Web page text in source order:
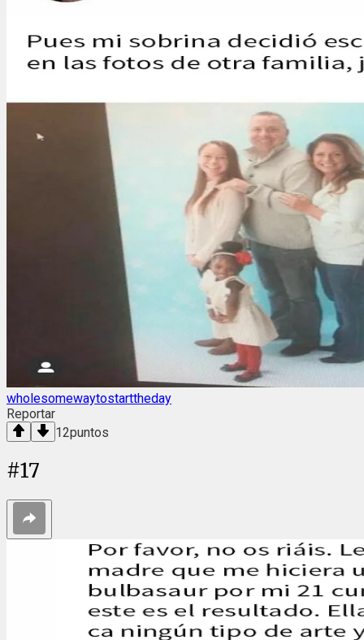
wholesomewaytostarttheday
Reportar
12puntos
#17